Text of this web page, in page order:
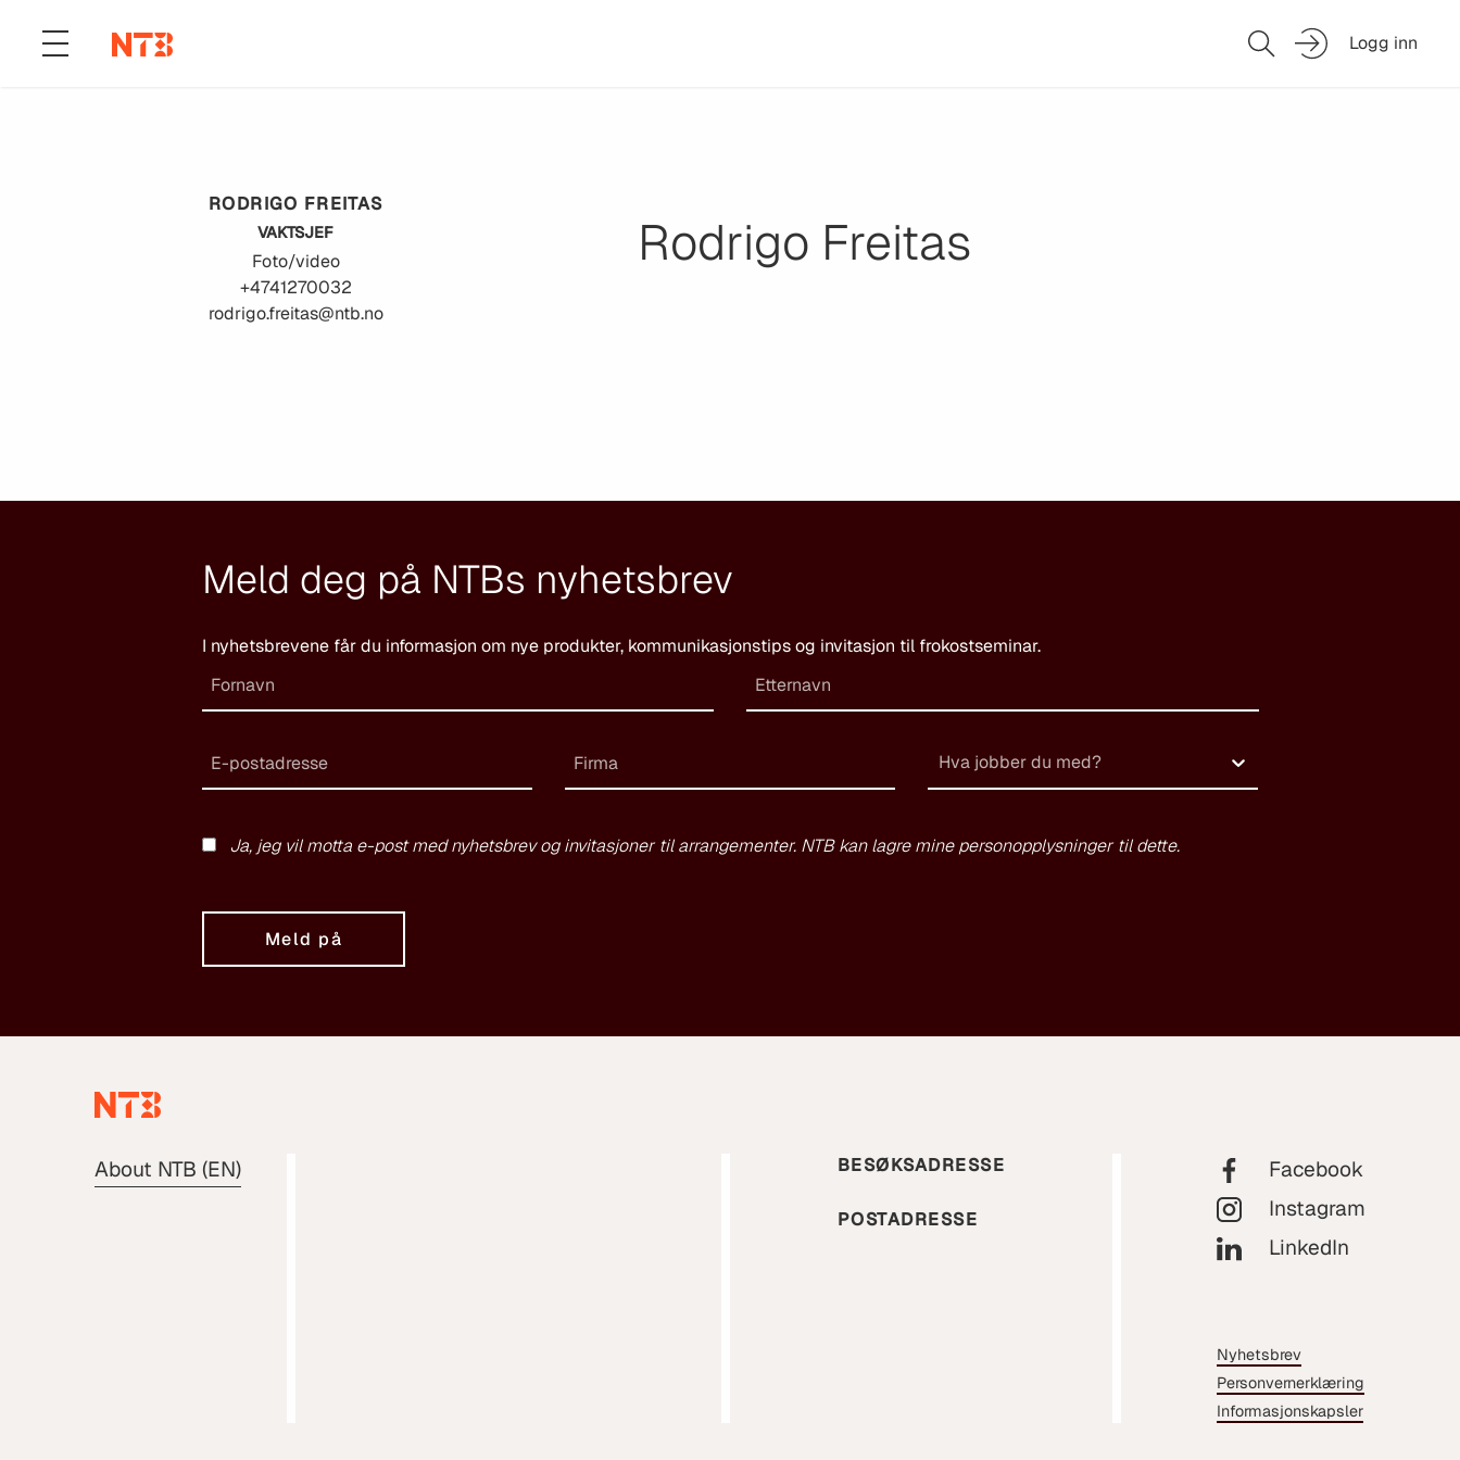
Logg inn
RODRIGO FREITAS
VAKTSJEF
Foto/video
+4741270032
rodrigo.freitas@ntb.no
Rodrigo Freitas
Meld deg på NTBs nyhetsbrev
I nyhetsbrevene får du informasjon om nye produkter, kommunikasjonstips og invitasjon til frokostseminar.
Hva jobber du med?
Ja, jeg vil motta e-post med nyhetsbrev og invitasjoner til arrangementer. NTB kan lagre mine personopplysninger til dette.
Meld på
About NTB (EN) BESØKSADRESSE
POSTADRESSE
Facebook
Instagram
LinkedIn
Nyhetsbrev
Personvernerklæring
Informasjonskapsler